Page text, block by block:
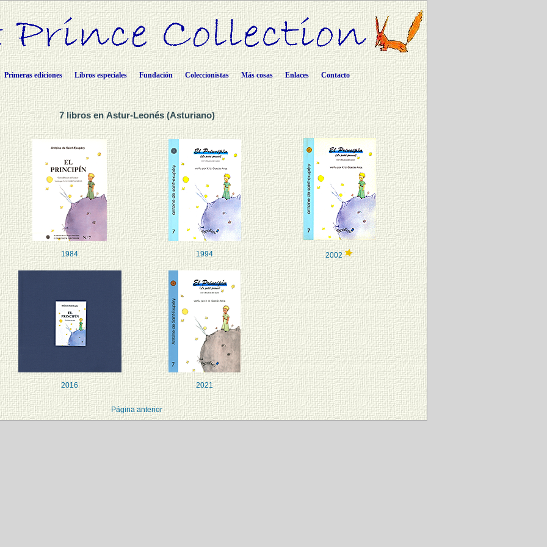
Primeras ediciones Libros especiales Fundación Coleccionistas Más cosas Enlaces Contacto
7 libros en Astur-Leonés (Asturiano)
1984 1994 2002
2016 2021
Página anterior